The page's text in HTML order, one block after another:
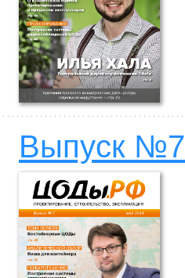
Выпуск №7